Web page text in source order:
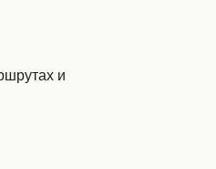
и